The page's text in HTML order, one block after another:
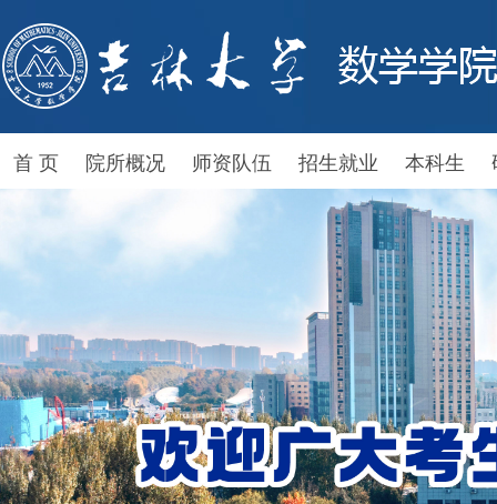
首 页 院所概况 师资队伍 招生就业 本科生